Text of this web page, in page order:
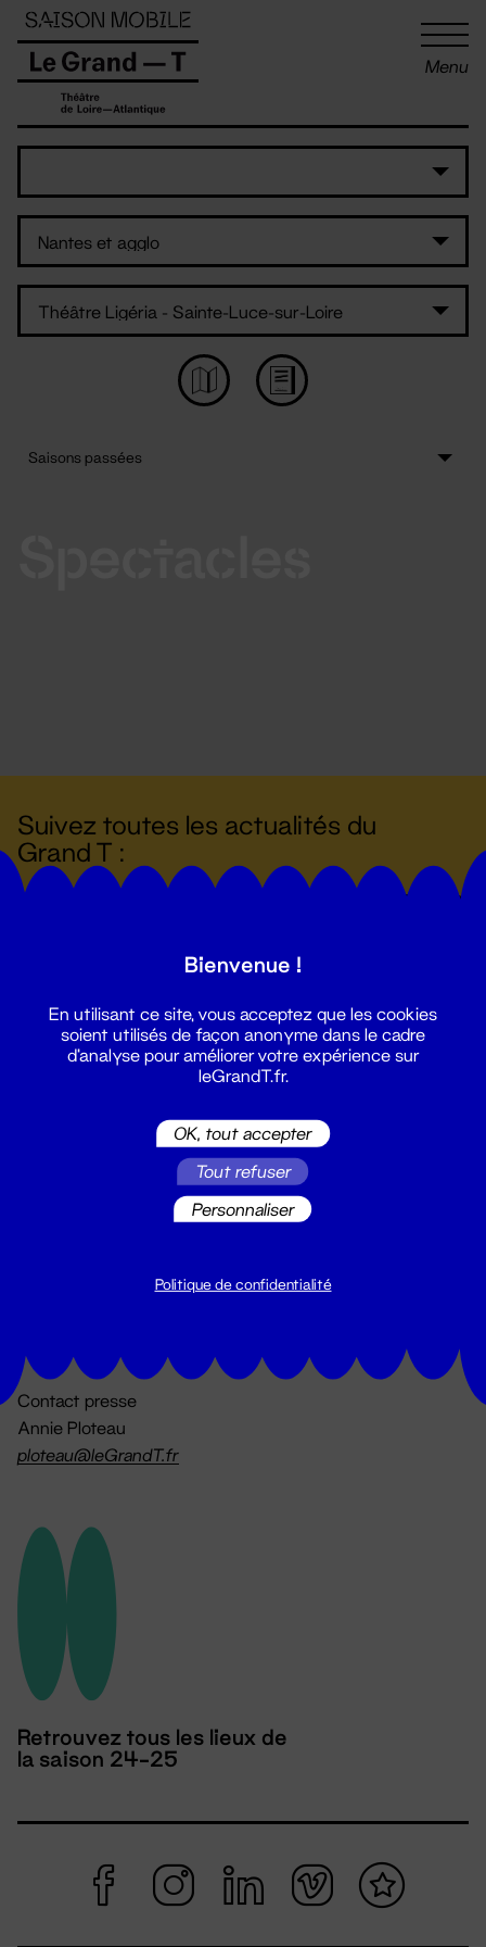
Menu
Suivez toutes les actualités du
Grand T :
billetterie@leGrandT.fr
Du lundi au vendredi 14h → 18h
Contact presse
Annie Ploteau
ploteau@leGrandT.fr
Retrouvez tous les lieux de
la saison 24-25
Panneau de gestion des cookies
Bienvenue !
En utilisant ce site, vous acceptez que les cookies
soient utilisés de façon anonyme dans le cadre
d'analyse pour améliorer votre expérience sur
leGrandT.fr.
OK, tout accepter
Tout refuser
Personnaliser
Politique de confidentialité